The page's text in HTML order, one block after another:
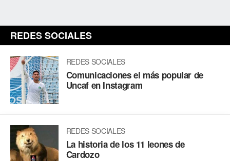
REDES SOCIALES
REDES SOCIALES
Comunicaciones el más popular de
Uncaf en Instagram
REDES SOCIALES
La historia de los 11 leones de
Cardozo